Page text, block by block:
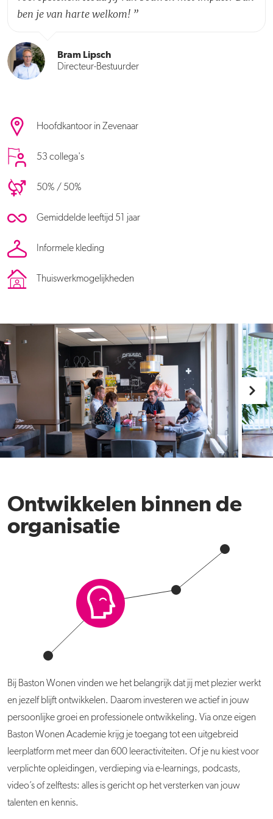
ben je van harte welkom! ”
Bram Lipsch
Directeur-Bestuurder
Hoofdkantoor in Zevenaar
53 collega's
50% / 50%
Gemiddelde leeftijd 51 jaar
Informele kleding
Thuiswerkmogelijkheden
Ontwikkelen binnen de
organisatie
Bij Baston Wonen vinden we het belangrijk dat jij met plezier werkt
en jezelf blijft ontwikkelen. Daarom investeren we actief in jouw
persoonlijke groei en professionele ontwikkeling. Via onze eigen
Baston Wonen Academie krijg je toegang tot een uitgebreid
leerplatform met meer dan 600 leeractiviteiten. Of je nu kiest voor
verplichte opleidingen, verdieping via e-learnings, podcasts,
video’s of zelftests: alles is gericht op het versterken van jouw
talenten en kennis.